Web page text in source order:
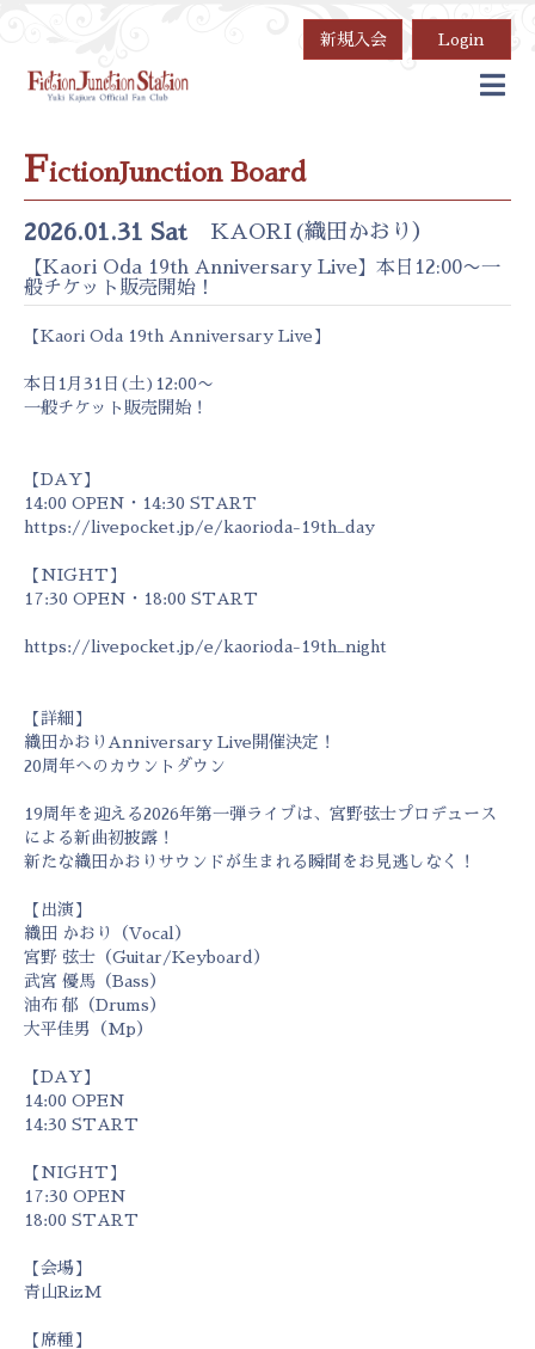
新規入会 Login
FictionJunction Board
2026.01.31 Sat KAORI(織田かおり）
【Kaori Oda 19th Anniversary Live】本日12:00〜一
般チケット販売開始！
【Kaori Oda 19th Anniversary Live】
本日1月31日(土)12:00〜
一般チケット販売開始！
【DAY】
14:00 OPEN・14:30 START
https://livepocket.jp/e/kaorioda-19th_day
【NIGHT】
17:30 OPEN・18:00 START
https://livepocket.jp/e/kaorioda-19th_night
【詳細】
織田かおりAnniversary Live開催決定！
20周年へのカウントダウン
19周年を迎える2026年第一弾ライブは、宮野弦士プロデュース
による新曲初披露！
新たな織田かおりサウンドが生まれる瞬間をお見逃しなく！
【出演】
織田 かおり（Vocal）
宮野 弦士（Guitar/Keyboard）
武宮 優馬（Bass）
油布 郁（Drums）
大平佳男（Mp）
【DAY】
14:00 OPEN
14:30 START
【NIGHT】
17:30 OPEN
18:00 START
【会場】
青山RizM
【席種】